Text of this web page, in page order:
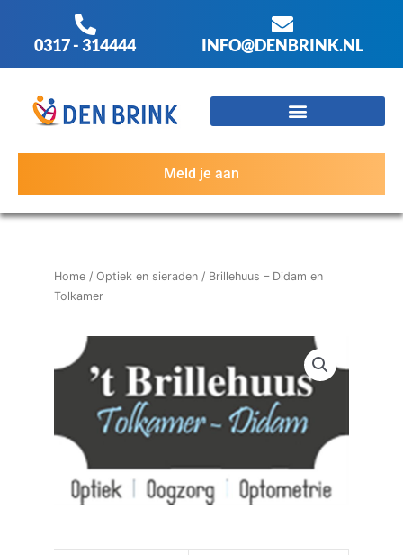
inhoud
0317 - 314444 INFO@DENBRINK.NL
Meld je aan
Home / Optiek en sieraden / Brillehuus – Didam en
Tolkamer